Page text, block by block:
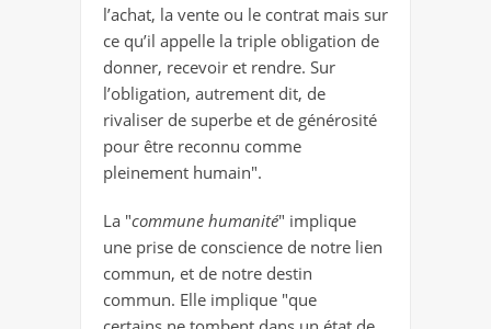
l’achat, la vente ou le contrat mais sur
ce qu’il appelle la triple obligation de
donner, recevoir et rendre. Sur
l’obligation, autrement dit, de
rivaliser de superbe et de générosité
pour être reconnu comme
pleinement humain".
La "commune humanité" implique
une prise de conscience de notre lien
commun, et de notre destin
commun. Elle implique "que